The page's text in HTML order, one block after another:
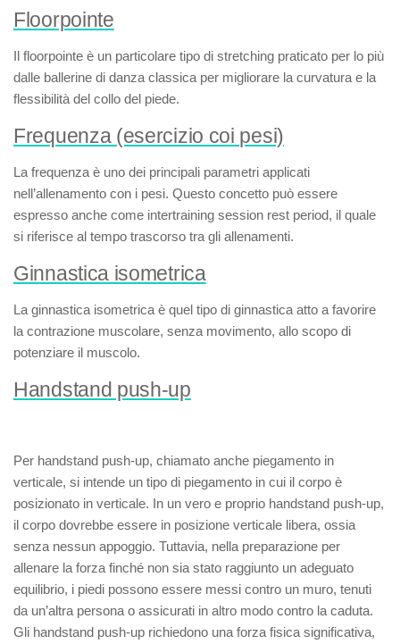
Floorpointe
Il floorpointe è un particolare tipo di stretching praticato per lo più
dalle ballerine di danza classica per migliorare la curvatura e la
flessibilità del collo del piede.
Frequenza (esercizio coi pesi)
La frequenza è uno dei principali parametri applicati
nell’allenamento con i pesi. Questo concetto può essere
espresso anche come intertraining session rest period, il quale
si riferisce al tempo trascorso tra gli allenamenti.
Ginnastica isometrica
La ginnastica isometrica è quel tipo di ginnastica atto a favorire
la contrazione muscolare, senza movimento, allo scopo di
potenziare il muscolo.
Handstand push-up
Per handstand push-up, chiamato anche piegamento in
verticale, si intende un tipo di piegamento in cui il corpo è
posizionato in verticale. In un vero e proprio handstand push-up,
il corpo dovrebbe essere in posizione verticale libera, ossia
senza nessun appoggio. Tuttavia, nella preparazione per
allenare la forza finché non sia stato raggiunto un adeguato
equilibrio, i piedi possono essere messi contro un muro, tenuti
da un’altra persona o assicurati in altro modo contro la caduta.
Gli handstand push-up richiedono una forza fisica significativa,